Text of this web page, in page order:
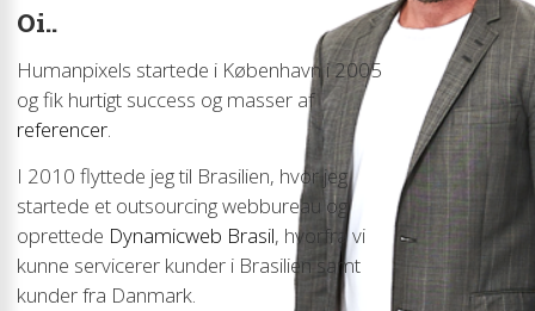
Oi..
Humanpixels startede i København i 2005
og fik hurtigt success og masser af
referencer.
I 2010 flyttede jeg til Brasilien, hvor jeg
startede et outsourcing webbureau og
oprettede Dynamicweb Brasil, hvorfra vi
kunne servicerer kunder i Brasilien samt
kunder fra Danmark.